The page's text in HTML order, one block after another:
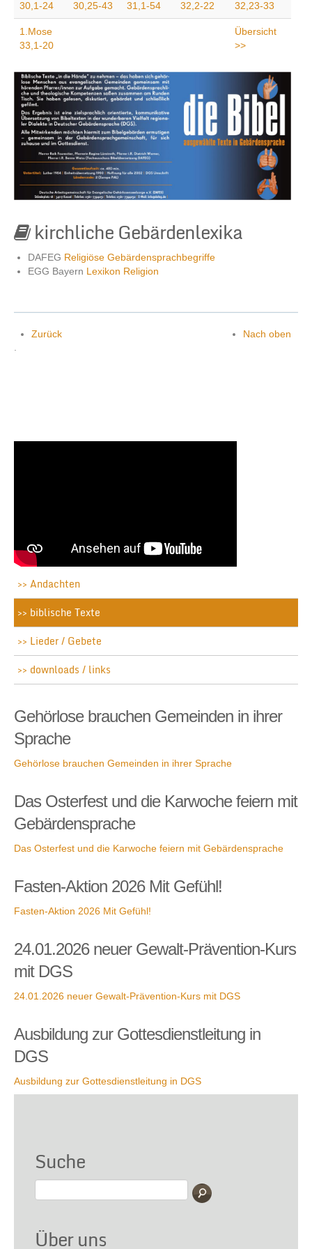
Kontakt
30,1-24
30,25-43
31,1-54
32,2-22
32,23-33
1.Mose
33,1-20
Übersicht
>>
kirchliche Gebärdenlexika
DAFEG Religiöse Gebärdensprachbegriffe
EGG Bayern Lexikon Religion
Zurück
Nach oben
Andachten
biblische Texte
Lieder / Gebete
downloads / links
Gehörlose brauchen Gemeinden in ihrer
Sprache
Gehörlose brauchen Gemeinden in ihrer Sprache
Das Osterfest und die Karwoche feiern mit
Gebärdensprache
Das Osterfest und die Karwoche feiern mit Gebärdensprache
Fasten-Aktion 2026 Mit Gefühl!
Fasten-Aktion 2026 Mit Gefühl!
24.01.2026 neuer Gewalt-Prävention-Kurs
mit DGS
24.01.2026 neuer Gewalt-Prävention-Kurs mit DGS
Ausbildung zur Gottesdienstleitung in
DGS
Ausbildung zur Gottesdienstleitung in DGS
Suche
Über uns